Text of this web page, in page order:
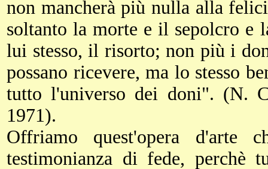
non mancherà più nulla alla
soltanto la morte e il sepolcro e
lui stesso, il risorto; non più i
possano ricevere, ma lo stesso
tutto l'universo dei doni". (N.
1971).
Offriamo quest'opera d'arte
testimonianza di fede, perchè